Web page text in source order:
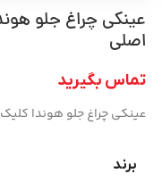
اصلی
تماس بگیرید
عینکی چراغ جلو هوندا کلیک Honda Click 150i اصلی
برند